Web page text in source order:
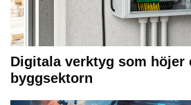
Digitala verktyg som höjer
byggsektorn